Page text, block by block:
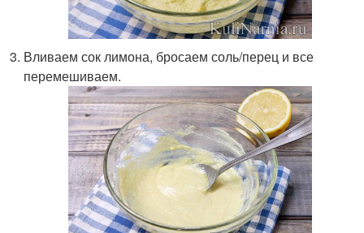
Вливаем сок лимона, бросаем соль/перец и все
перемешиваем.